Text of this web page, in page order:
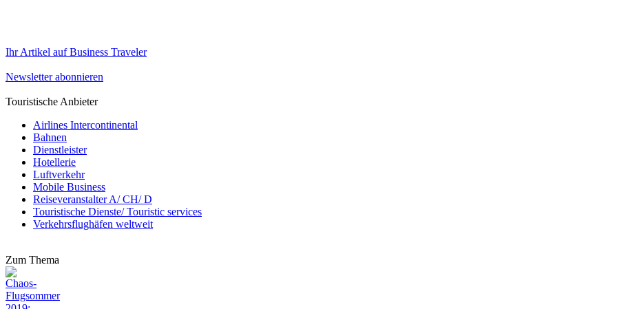
Ihr Artikel auf Business Traveler
Newsletter abonnieren
Touristische Anbieter
Airlines Intercontinental
Bahnen
Dienstleister
Hotellerie
Luftverkehr
Mobile Business
Reiseveranstalter A/ CH/ D
Touristische Dienste/ Touristic services
Verkehrsflughäfen weltweit
Zum Thema